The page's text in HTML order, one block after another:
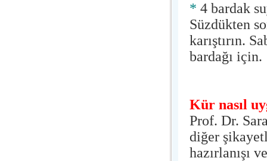
* 4 bardak
Süzdükten
karıştırın.
bardağı için.
Kür nasıl
Prof. Dr.
diğer
hazırlanışı